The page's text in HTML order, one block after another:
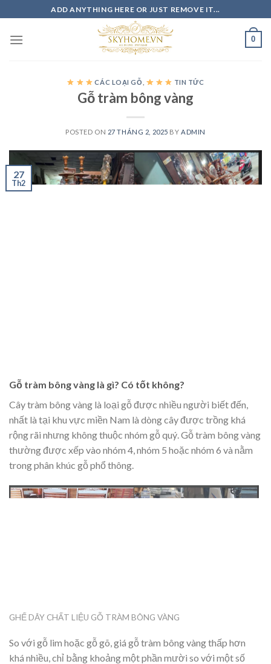
to
content
ADD ANYTHING HERE OR JUST REMOVE IT...
0
CÁC LOẠI GỖ TIN TỨC
Gỗ tràm bông vàng
POSTED ON 27 THÁNG 2, 2025 BY ADMIN
27
Th2
Gỗ tràm bông vàng là gì? Có tốt không?
Cây tràm bông vàng là loại gỗ được nhiều người biết đến,
nhất là tại khu vực miền Nam là dòng cây được trồng khá
rộng rãi nhưng không thuộc nhóm gỗ quý. Gỗ tràm bông vàng
thường được xếp vào nhóm 4, nhóm 5 hoặc nhóm 6 và nằm
trong phân khúc gỗ phổ thông.
GHẾ DÂY CHẤT LIỆU GỖ TRÀM BÔNG VÀNG
So với gỗ lim hoặc gỗ gõ, giá gỗ tràm bông vàng thấp hơn
khá nhiều, chỉ bằng khoảng một phần mười so với một số